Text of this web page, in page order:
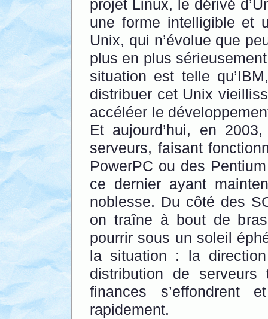
projet Linux, le dérivé
une forme intelligible et
Unix, qui n’évolue que
plus en plus
situation est telle
distribuer cet Unix
accéléer le
Et aujourd’hui, en
serveurs, faisant
PowerPC ou des
ce dernier ayant
noblesse. Du côté des
on traîne à bout de
pourrir sous un soleil
la situation : la
distribution de
finances
rapidement.